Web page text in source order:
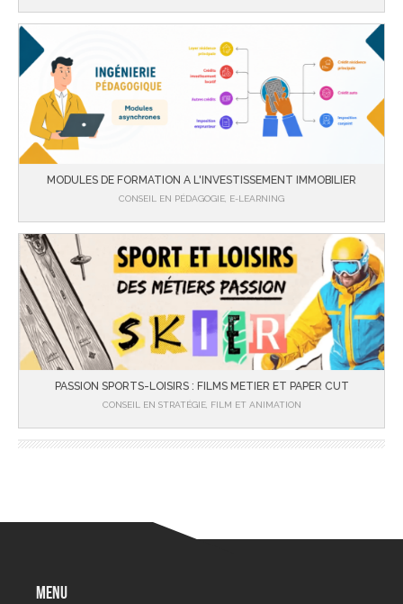
MODULES DE FORMATION A L'INVESTISSEMENT IMMOBILIER
CONSEIL EN PÉDAGOGIE, E-LEARNING
PASSION SPORTS-LOISIRS : FILMS METIER ET PAPER CUT
CONSEIL EN STRATÉGIE, FILM ET ANIMATION
menu